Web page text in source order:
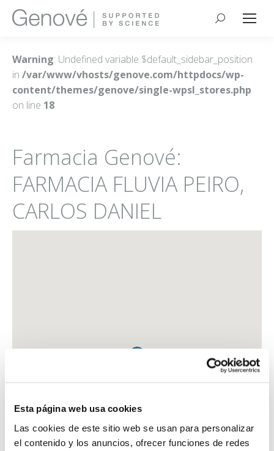
Esta página web usa cookies
Las cookies de este sitio web se usan para personalizar
el contenido y los anuncios, ofrecer funciones de redes
Buscar:
Warning: Undefined variable $default_sidebar_position
in /var/www/vhosts/genove.com/httpdocs/wp-
content/themes/genove/single-wpsl_stores.php
on line 18
Farmacia Genové:
FARMACIA FLUVIA PEIRO,
CARLOS DANIEL